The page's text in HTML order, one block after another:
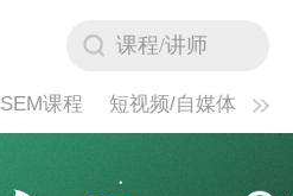
SEM课程 短视频/自媒体 私